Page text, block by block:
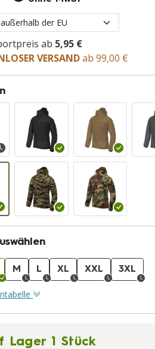
ab 5,95 €
VERSANDab 99,00 €
M L XL XXL 3XL
Lager 1 Stück